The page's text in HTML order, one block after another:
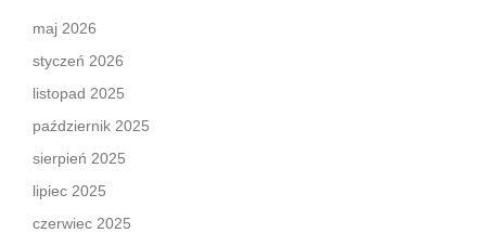
maj 2026
styczeń 2026
listopad 2025
październik 2025
sierpień 2025
lipiec 2025
czerwiec 2025